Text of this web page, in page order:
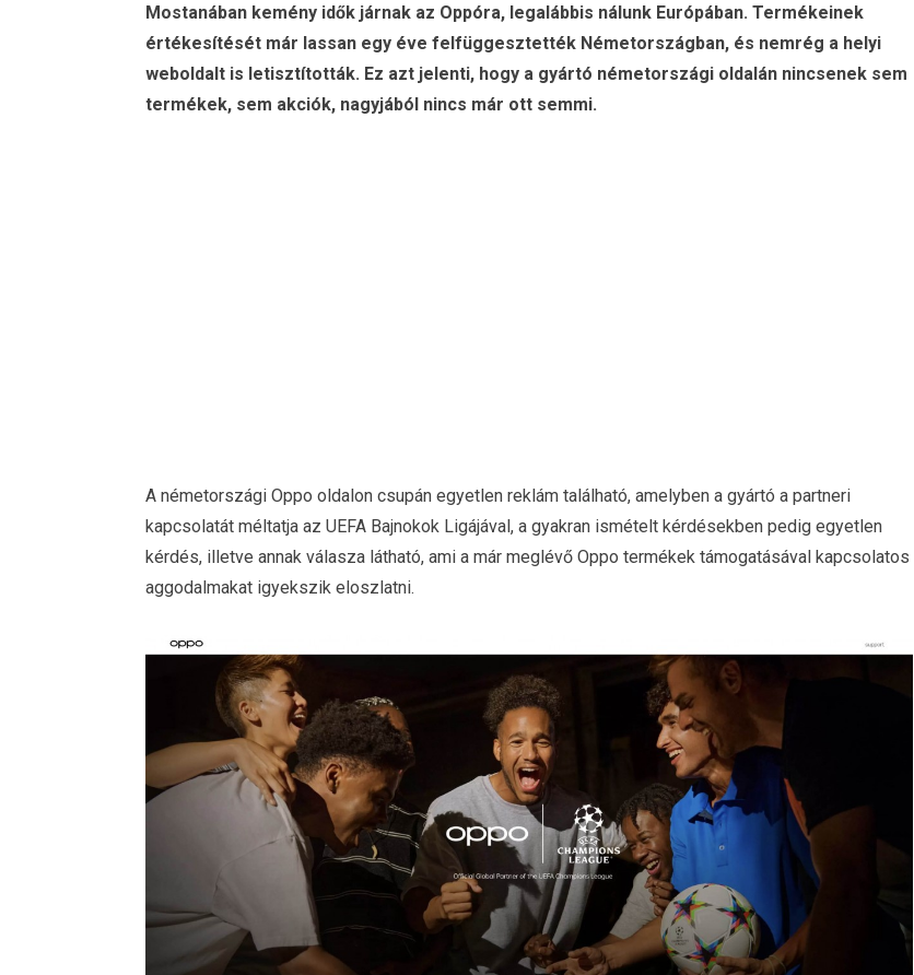
Mostanában kemény idők járnak az Oppóra, legalábbis nálunk Európában. Termékeinek
értékesítését már lassan egy éve felfüggesztették Németországban, és nemrég a helyi
weboldalt is letisztították. Ez azt jelenti, hogy a gyártó németországi oldalán nincsenek sem
termékek, sem akciók, nagyjából nincs már ott semmi.
A németországi Oppo oldalon csupán egyetlen reklám található, amelyben a gyártó a partneri
kapcsolatát méltatja az UEFA Bajnokok Ligájával, a gyakran ismételt kérdésekben pedig egyetlen
kérdés, illetve annak válasza látható, ami a már meglévő Oppo termékek támogatásával kapcsolatos
aggodalmakat igyekszik eloszlatni.